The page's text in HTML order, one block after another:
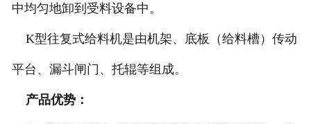
中均匀地卸到受料设备中。
K型往复式给料机是由机架、底板（给料槽）传动
平台、漏斗闸门、托辊等组成。
产品优势：